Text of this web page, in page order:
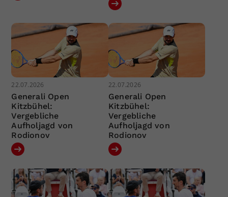
22.07.2026
Generali Open
Kitzbühel:
Vergebliche
Aufholjagd von
Rodionov
22.07.2026
Generali Open
Kitzbühel:
Vergebliche
Aufholjagd von
Rodionov